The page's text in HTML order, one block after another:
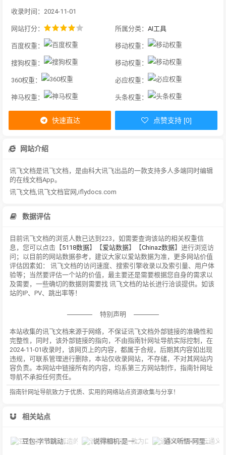
收录时间：2024-11-01
网站打分： 所属分类： AI工具
百度权重： 移动权重：
搜狗权重： 移动权重：
360权重： 必应权重：
神马权重： 头条权重：
快速直达 点赞支持 [0]
网站介绍
讯飞文档是讯飞文档，是由科大讯飞出品的一款支持多人多端同时编辑
的在线文档App。
讯飞文档,讯飞文档官网,iflydocs.com
数据评估
目前讯飞文档的浏览人数已达到223，如需要查询该站的相关权重信
息，您可以点击【5118数据】【爱站数据】【Chinaz数据】进行浏览访
问；以目前的网站数据参考，建议大家以爱站数据为准，更多网站价值
评估因素如： 讯飞文档的访问速度、搜索引擎收录以及索引量、用户体
验等；当然要评估一个站的价值，最主要还是需要根据您自身的需求以
及需要，一些确切的数据则需要找 讯飞文档的站长进行洽谈提供。如该
站的IP、PV、跳出率等！
特别声明
本站收集的讯飞文档来源于网络，不保证讯飞文档外部链接的准确性和
完整性，同时，该外部链接的指向，不由指南针网址导航实际控制，在
2024-11-01收录时，该网页上的内容，都属于合规，后期其内容如出现
违规，可联系管理进行删除，本站仅收录网站，不存储，不对其网站内
容负责。本网站中链接所有的内容，均系第三方网站制作，指南针网址
导航不承担任何责任。
指南针网址导航致力于优质、实用的网络站点资源收集与分享！
相关站点
豆包-字节跳动打造的多功能AI对话工具 说得相机-是一款为口播视频创作者量身定制的智能拍摄工具 通义听悟-阿里云通义听悟是聚焦音视频内容的工作学习AI助手